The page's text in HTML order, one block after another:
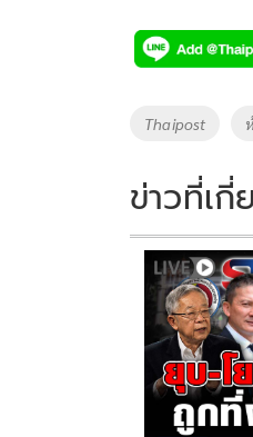
e
b
o
k
tt
er
Tags
Thaipost
ข่าวที่เ